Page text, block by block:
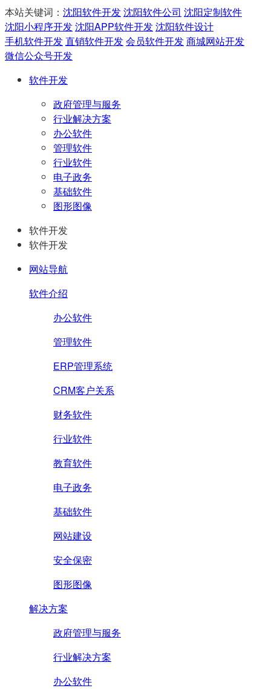
本站关键词： 沈阳软件开发沈阳软件公司 沈阳定制软件
沈阳小程序开发沈阳APP软件开发沈阳软件设计
手机软件开发直销软件开发会员软件开发商城网站开发
微信公众号开发
软件开发
政府管理与服务
行业解决方案
办公软件
管理软件
行业软件
电子政务
基础软件
图形图像
软件开发
软件开发
网站导航
软件介绍
办公软件
管理软件
ERP管理系统
CRM客户关系
财务软件
行业软件
教育软件
电子政务
基础软件
网站建设
安全保密
图形图像
解决方案
政府管理与服务
行业解决方案
办公软件